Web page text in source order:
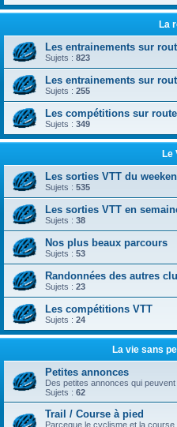
La
Les entrainements sur
Sujets : 823
Les entrainements sur
Sujets : 255
Les compétitions sur route
Sujets : 349
Le
Les sorties VTT du
Sujets : 535
Les sorties VTT en
Sujets : 38
Nos plus beaux parcours
Sujets : 53
Randonnées des autres
Sujets : 23
Les compétitions VTT
Sujets : 24
La vie sans
Petites annonces
Des petites annonces qui
Sujets : 62
Trail / Course à pied
Parceque le cyclisme et la